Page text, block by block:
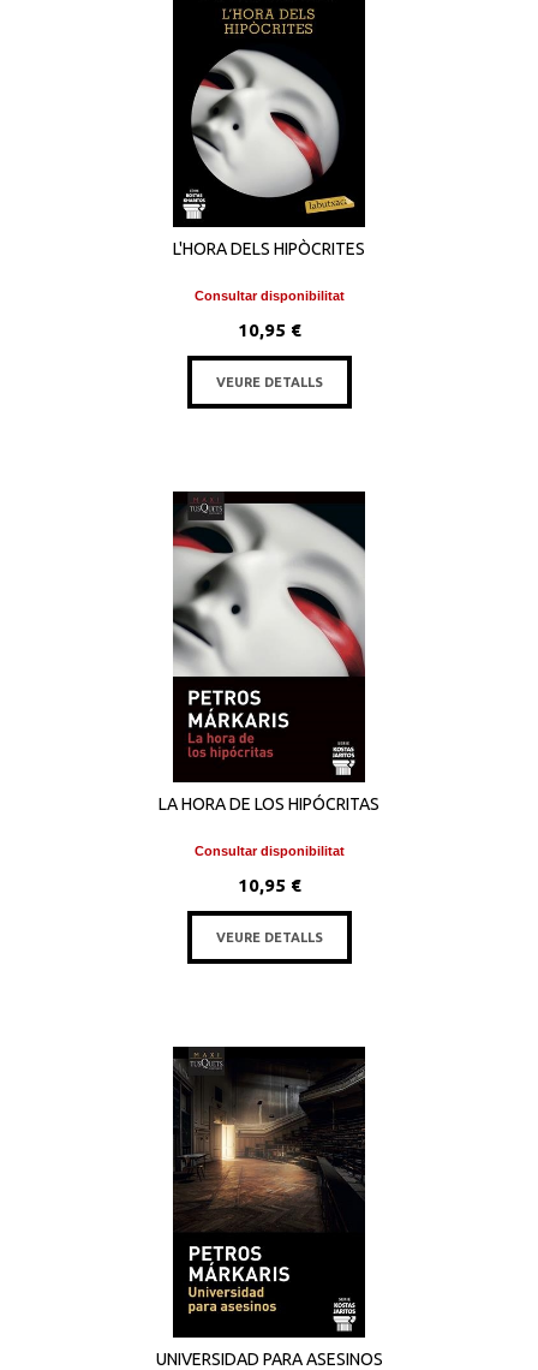
L'HORA DELS HIPÒCRITES
Consultar disponibilitat
10,95 €
VEURE DETALLS
LA HORA DE LOS HIPÓCRITAS
Consultar disponibilitat
10,95 €
VEURE DETALLS
UNIVERSIDAD PARA ASESINOS